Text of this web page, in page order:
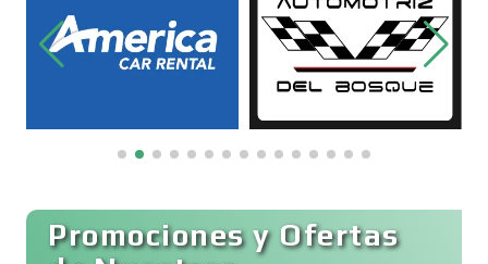
Bordados y Estampados
Promociones y Ofertas